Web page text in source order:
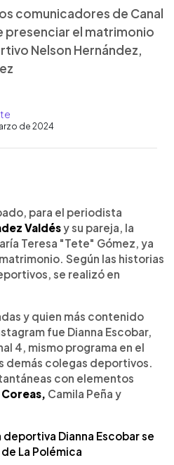
comunicadores de Canal
presenciar el matrimonio
Nelson Hernández,
de 2024
para el periodista
Valdésy su pareja, la
Teresa "Tete" Gómez, ya
Según las historias
se realizó en
y quien más contenido
fue Dianna Escobar,
4, mismo programa en el
demás colegas deportivos.
con elementos
Coreas, Camila Peña y
deportiva Dianna Escobar se
La Polémica